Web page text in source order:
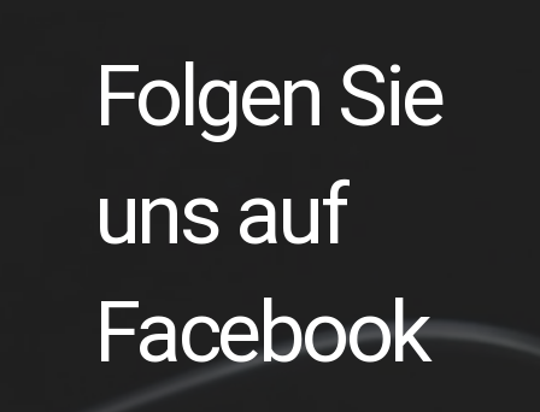
Folgen Sie
uns auf
Facebook